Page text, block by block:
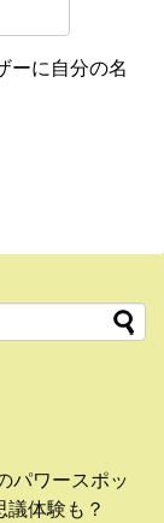
ーに自分の名
パワースポッ
議体験も？